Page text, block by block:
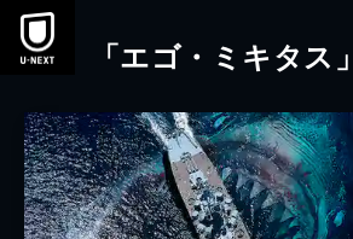
本文へスキップ
「エゴ・ミキタス